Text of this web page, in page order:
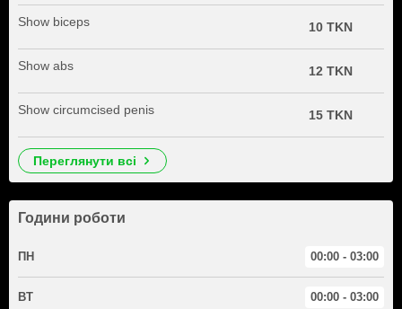
Show biceps 10 TKN
Show abs 12 TKN
Show circumcised penis 15 TKN
переглянути всі
Години роботи
ПН 00:00 - 03:00
ВТ 00:00 - 03:00